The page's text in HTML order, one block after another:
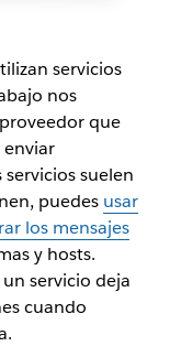
servicios
nos
que
servicios suelen
puedes usar
los mensajes
y hosts.
servicio deja
cuando